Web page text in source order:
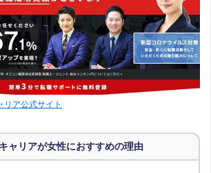
記事を見るにジャンプします）
製造業 工場系 建築業 飲食業
美容業 中小企業 ベンチャー
法士 言語聴覚士 放射線技師
リア公式サイト
ャリアが女性におすすめの理由